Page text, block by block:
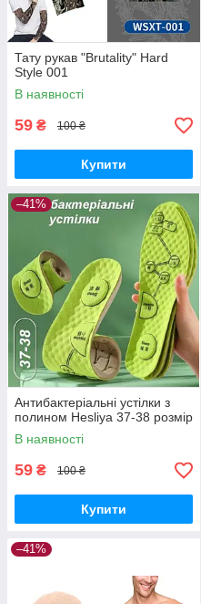
Тату рукав "Brutality" Hard
Style 001
В наявності
59 ₴ 100 ₴
Купити
–41%
Антибактеріальні устілки з
полином Hesliya 37-38 розмір
В наявності
59 ₴ 100 ₴
Купити
–41%